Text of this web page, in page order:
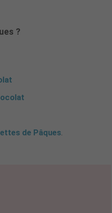
?
de Pâques